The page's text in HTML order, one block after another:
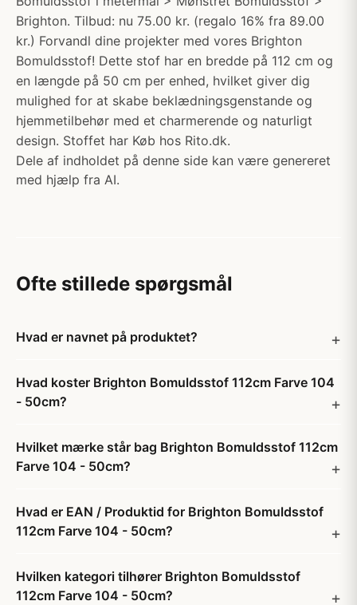
Brighton. Tilbud: nu 75.00 kr. (regalo 16% fra 89.00
kr.) Forvandl dine projekter med vores Brighton
Bomuldsstof! Dette stof har en bredde på 112 cm og
en længde på 50 cm per enhed, hvilket giver dig
mulighed for at skabe beklædningsgenstande og
hjemmetilbehør med et charmerende og naturligt
design. Stoffet har Køb hos Rito.dk.
Dele af indholdet på denne side kan være genereret
med hjælp fra AI.
Ofte stillede spørgsmål
Hvad er navnet på produktet?
Hvad koster Brighton Bomuldsstof 112cm Farve 104
- 50cm?
Hvilket mærke står bag Brighton Bomuldsstof 112cm
Farve 104 - 50cm?
Hvad er EAN / Produktid for Brighton Bomuldsstof
112cm Farve 104 - 50cm?
Hvilken kategori tilhører Brighton Bomuldsstof
112cm Farve 104 - 50cm?